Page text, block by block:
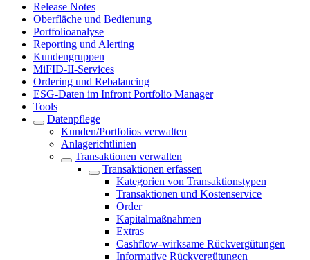
Release Notes
Oberfläche und Bedienung
Portfolioanalyse
Reporting und Alerting
Kundengruppen
MiFID-II-Services
Ordering und Rebalancing
ESG-Daten im Infront Portfolio Manager
Tools
Datenpflege
Kunden/Portfolios verwalten
Anlagerichtlinien
Transaktionen verwalten
Transaktionen erfassen
Kategorien von Transaktionstypen
Transaktionen und Kostenservice
Order
Kapitalmaßnahmen
Extras
Cashflow-wirksame Rückvergütungen
Informative Rückvergütungen